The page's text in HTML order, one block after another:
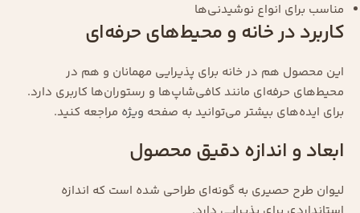
مناسب برای انواع نوشیدنی‌ها
کاربرد در خانه و محیط‌های حرفه‌ای
این محصول هم در خانه برای پذیرایی مهمانان و هم در
محیط‌های حرفه‌ای مانند کافی‌شاپ‌ها و رستوران‌ها کاربری دارد.
برای ایده‌های بیشتر می‌توانید به صفحه ویژه مراجعه کنید.
ابعاد و اندازه دقیق محصول
لیوان طرح حصیری به گونه‌ای طراحی شده است که اندازه